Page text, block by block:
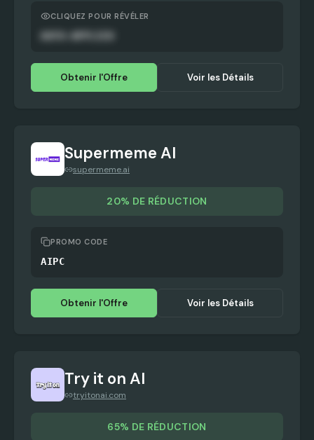
CLIQUEZ POUR RÉVÉLER
Obtenir l'Offre Voir les Détails
Supermeme AI
supermeme.ai
20% DE RÉDUCTION
PROMO CODE
AIPC
Obtenir l'Offre Voir les Détails
Try it on AI
tryitonai.com
65% DE RÉDUCTION